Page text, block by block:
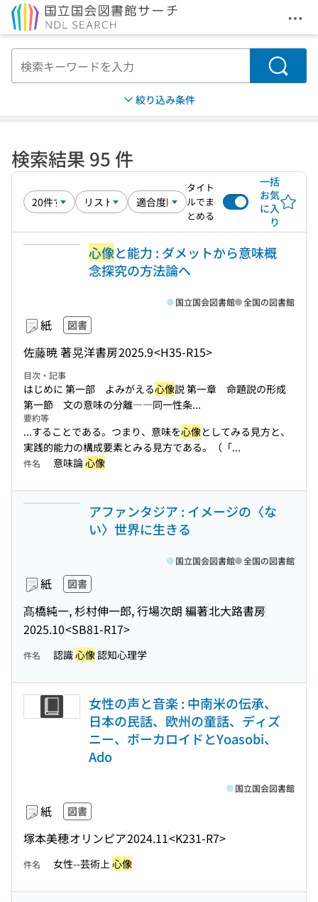
メ
検索
絞り込み条件
検索結果 95 件
タイト
ルでま
とめる
一括
お気
に入
り
心像と能力 : ダメットから意味概
念探究の方法論へ
紙 図書
佐藤暁 著晃洋書房2025.9<H35-R15>
国立国会図書館 全国の図書館
目次・記事
はじめに 第一部 よみがえる心像説 第一章 命題説の形成
第一節 文の意味の分離――同一性条...
要約等
...することである。つまり、意味を心像としてみる見方と、
実践的能力の構成要素とみる見方である。（「...
件名 意味論心像
アファンタジア : イメージの〈な
い〉世界に生きる
紙 図書
髙橋純一, 杉村伸一郎, 行場次朗 編著北大路書房
2025.10<SB81-R17>
国立国会図書館 全国の図書館
件名 認識心像認知心理学
女性の声と音楽 : 中南米の伝承、
日本の民話、欧州の童話、ディズ
ニー、ボーカロイドとYoasobi、
Ado
紙 図書
塚本美穂オリンピア2024.11<K231-R7>
国立国会図書館
件名 女性--芸術上心像